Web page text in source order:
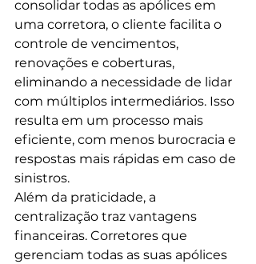
consolidar todas as apólices em
uma corretora, o cliente facilita o
controle de vencimentos,
renovações e coberturas,
eliminando a necessidade de lidar
com múltiplos intermediários. Isso
resulta em um processo mais
eficiente, com menos burocracia e
respostas mais rápidas em caso de
sinistros.
Além da praticidade, a
centralização traz vantagens
financeiras. Corretores que
gerenciam todas as suas apólices